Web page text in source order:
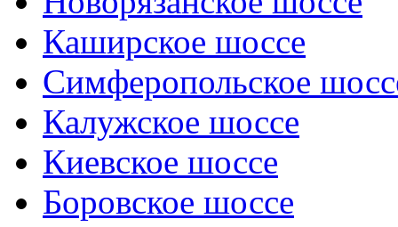
Каширское шоссе
Симферопольское
Калужское шоссе
Киевское шоссе
Боровское шоссе